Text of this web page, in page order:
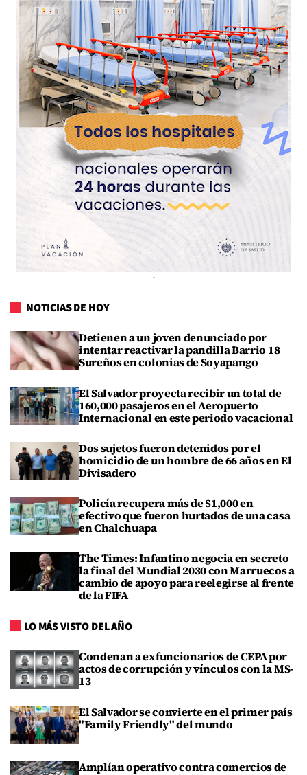
NOTICIAS DE HOY
Detienen a un joven denunciado por
intentar reactivar la pandilla Barrio 18
Sureños en colonias de Soyapango
El Salvador proyecta recibir un total de
160,000 pasajeros en el Aeropuerto
Internacional en este periodo vacacional
Dos sujetos fueron detenidos por el
homicidio de un hombre de 66 años en El
Divisadero
Policía recupera más de $1,000 en
efectivo que fueron hurtados de una casa
en Chalchuapa
The Times: Infantino negocia en secreto
la final del Mundial 2030 con Marruecos a
cambio de apoyo para reelegirse al frente
de la FIFA
LO MÁS VISTO DEL AÑO
Condenan a exfuncionarios de CEPA por
actos de corrupción y vínculos con la MS-
13
El Salvador se convierte en el primer país
"Family Friendly" del mundo
Amplían operativo contra comercios de